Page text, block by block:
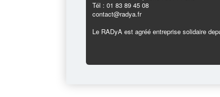
Tél : 01 83 89 45 08
contact@radya.fr
Le RADyA est agréé entreprise solidaire